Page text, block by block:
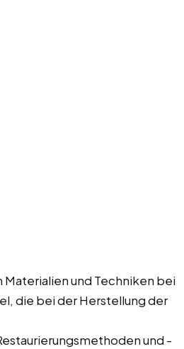
und Techniken bei
die bei der Herstellung der
und -